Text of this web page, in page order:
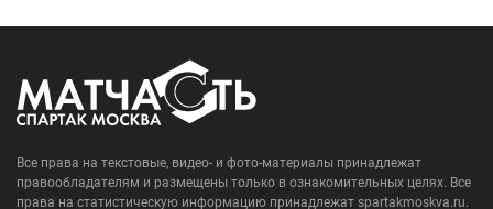
Все права на текстовые, видео- и фото-материалы принадлежат
правообладателям и размещены только в ознакомительных целях. Все
права на статистическую информацию принадлежат spartakmoskva.ru.